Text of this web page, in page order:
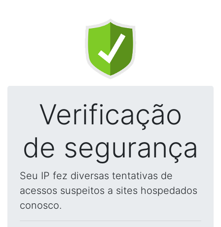
Verificação
de segurança
Seu IP fez diversas tentativas de
acessos suspeitos a sites hospedados
conosco.